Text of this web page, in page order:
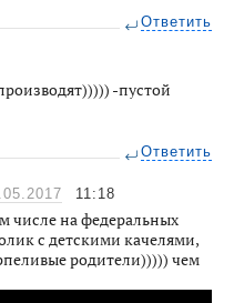
Ответить
-пустой
Ответить
11:18
числе на федеральных
с детскими качелями,
родители))))) чем